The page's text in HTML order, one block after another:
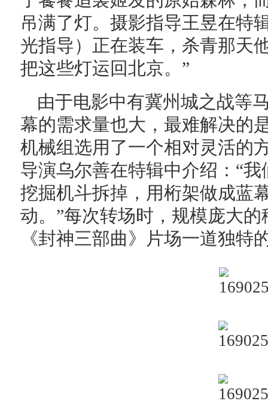
吊满了灯。摄影指导王昱在特
光指导）正在装车，杀青那天
把这些灯运回北京。”
由于电影中有冀州城之战等
幕的需求量也大，最难解决的
机械组选用了一个相对灵活的
导演乌尔善在特辑中介绍：“
挖掘机斗拆掉，用桁架做成蓝
动。”每次转场时，规模庞大
《封神三部曲》片场一道独特